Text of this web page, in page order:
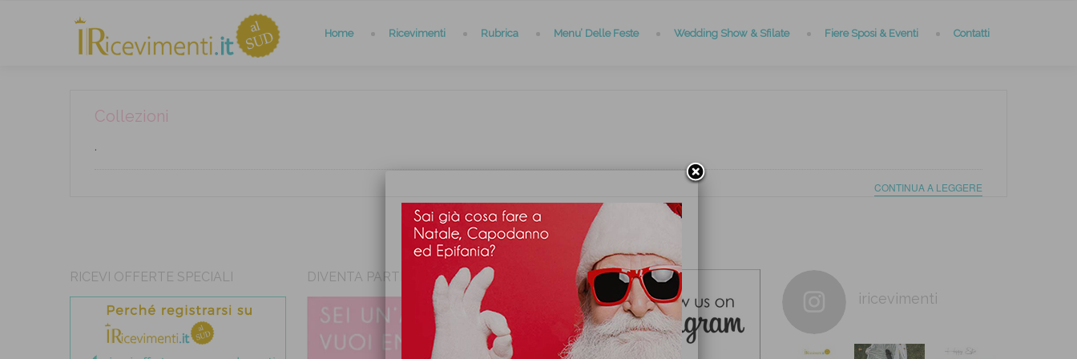
Home Ricevimenti Rubrica Menu’ Delle Feste Wedding Show & Sfilate Fiere Sposi & Eventi Contatti
Collezioni
.
CONTINUA A LEGGERE
RICEVI OFFERTE SPECIALI DIVENTA PARTNER
iricevimenti